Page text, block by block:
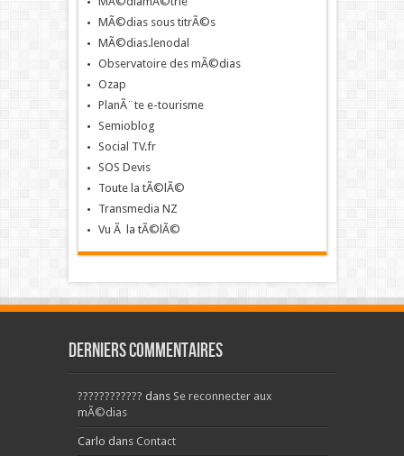
MÃ©dias sous titrÃ©s
MÃ©dias.lenodal
Observatoire des mÃ©dias
Ozap
PlanÃ¨te e-tourisme
Semioblog
Social TV.fr
SOS Devis
Toute la tÃ©lÃ©
Transmedia NZ
Vu Ã la tÃ©lÃ©
Derniers commentaires
???????????? dans Se reconnecter aux
mÃ©dias
Carlo dans Contact